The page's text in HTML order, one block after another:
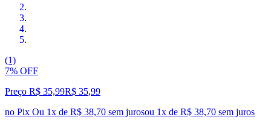
(1)
7% OFF
Preço R$ 35,99R$ 35,99
no Pix Ou 1x de R$ 38,70 sem jurosou 1x de R$ 38,70 sem juros